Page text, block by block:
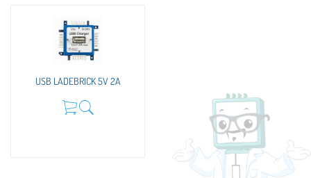
USB LADEBRICK 5V 2A